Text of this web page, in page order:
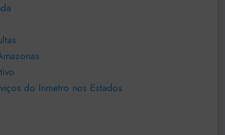
do Inmetro nos Estados